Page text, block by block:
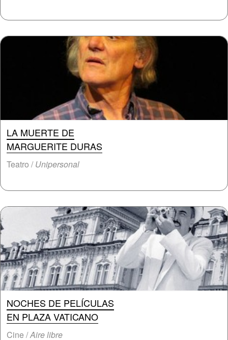
LA MUERTE DE
MARGUERITE DURAS
Teatro /Unipersonal
NOCHES DE PELÍCULAS
EN PLAZA VATICANO
Cine /Aire libre